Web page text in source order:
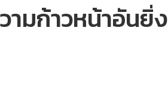
ามก้าวหน้าอันยิ่ง